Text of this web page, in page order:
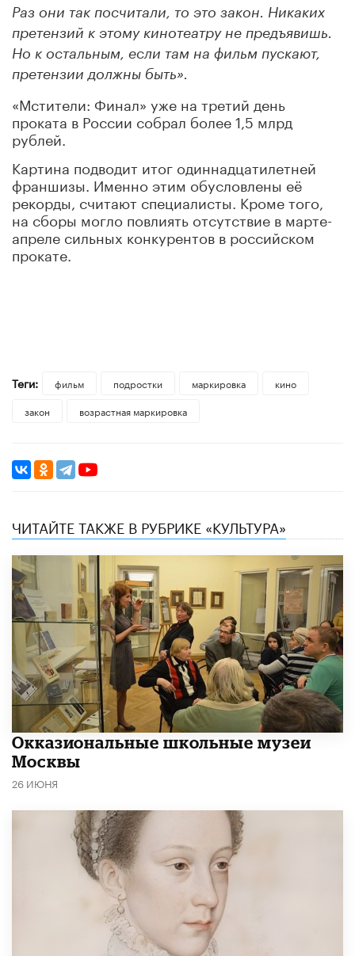
Раз они так посчитали, то это закон. Никаких
претензий к этому кинотеатру не предъявишь.
Но к остальным, если там на фильм пускают,
претензии должны быть».
«Мстители: Финал» уже на третий день
проката в России собрал более 1,5 млрд
рублей.
Картина подводит итог одиннадцатилетней
франшизы. Именно этим обусловлены её
рекорды, считают специалисты. Кроме того,
на сборы могло повлиять отсутствие в марте-
апреле сильных конкурентов в российском
прокате.
Теги: фильм подростки маркировка
кино
закон
возрастная маркировка
ЧИТАЙТЕ ТАКЖЕ В РУБРИКЕ «КУЛЬТУРА»
​Окказиональные школьные музеи
Москвы
26 ИЮНЯ